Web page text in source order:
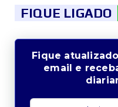
FIQUE LIGADO
Fique
email e